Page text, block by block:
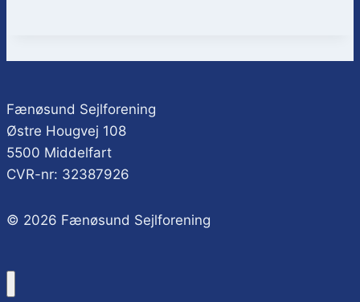
Fænøsund Sejlforening
Østre Hougvej 108
5500 Middelfart
CVR-nr: 32387926
© 2026 Fænøsund Sejlforening